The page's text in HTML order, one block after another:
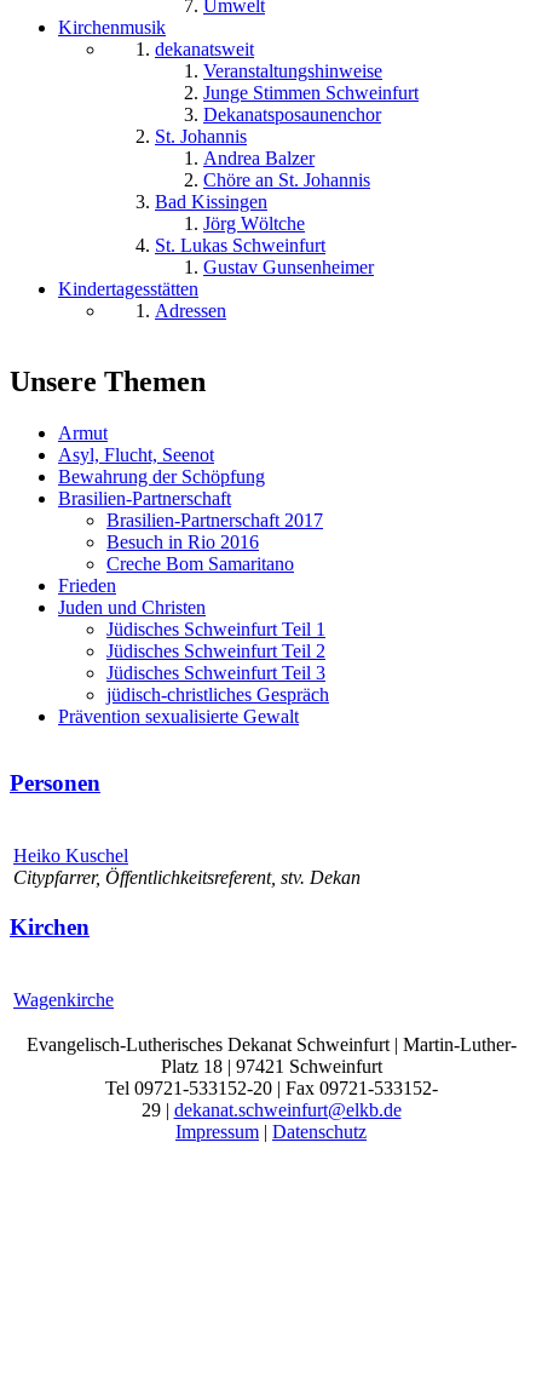
Umwelt
Kirchenmusik
dekanatsweit
Veranstaltungshinweise
Junge Stimmen Schweinfurt
Dekanatsposaunenchor
St. Johannis
Andrea Balzer
Chöre an St. Johannis
Bad Kissingen
Jörg Wöltche
St. Lukas Schweinfurt
Gustav Gunsenheimer
Kindertagesstätten
Adressen
Unsere Themen
Armut
Asyl, Flucht, Seenot
Bewahrung der Schöpfung
Brasilien-Partnerschaft
Brasilien-Partnerschaft 2017
Besuch in Rio 2016
Creche Bom Samaritano
Frieden
Juden und Christen
Jüdisches Schweinfurt Teil 1
Jüdisches Schweinfurt Teil 2
Jüdisches Schweinfurt Teil 3
jüdisch-christliches Gespräch
Prävention sexualisierte Gewalt
Personen
Heiko Kuschel
Citypfarrer, Öffentlichkeitsreferent, stv. Dekan
Kirchen
Wagenkirche
Evangelisch-Lutherisches Dekanat Schweinfurt | Martin-Luther-
Platz 18 | 97421 Schweinfurt
Tel 09721-533152-20 | Fax 09721-533152-
29 | dekanat.schweinfurt@elkb.de
Impressum | Datenschutz